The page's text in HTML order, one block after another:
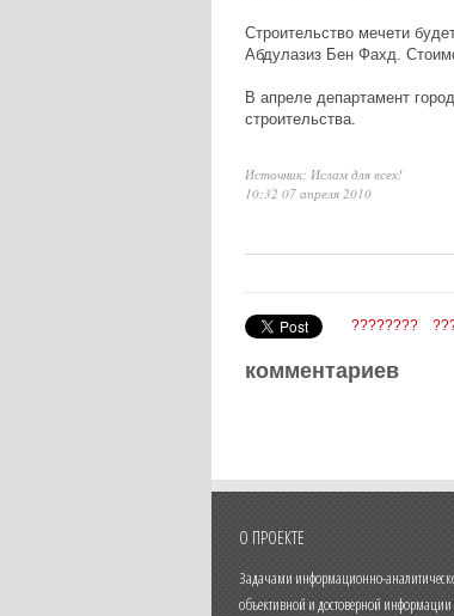
Строительство мечети
Абдулазиз Бен Фахд.
В апреле департамент
строительства.
Источник: Ислам для всех!
10:32 07 апреля 2010
????????
комментариев
О ПРОЕКТЕ
Задачами информационно-
объективной и достоверной